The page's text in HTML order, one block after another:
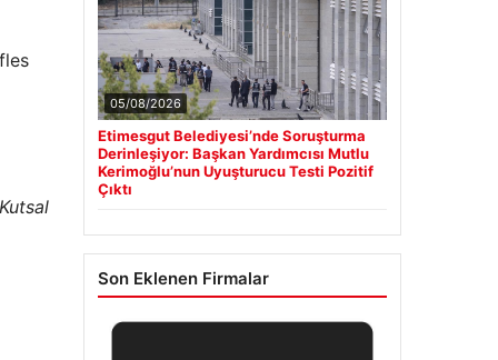
05/08/2026
Etimesgut Belediyesi’nde Soruşturma
Derinleşiyor: Başkan Yardımcısı Mutlu
Kerimoğlu’nun Uyuşturucu Testi Pozitif
Çıktı
Son Eklenen Firmalar